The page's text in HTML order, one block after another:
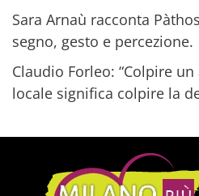
Sara Arnaù racconta
segno, gesto e percezione.
Claudio Forleo: “Colpire
locale significa colpire la